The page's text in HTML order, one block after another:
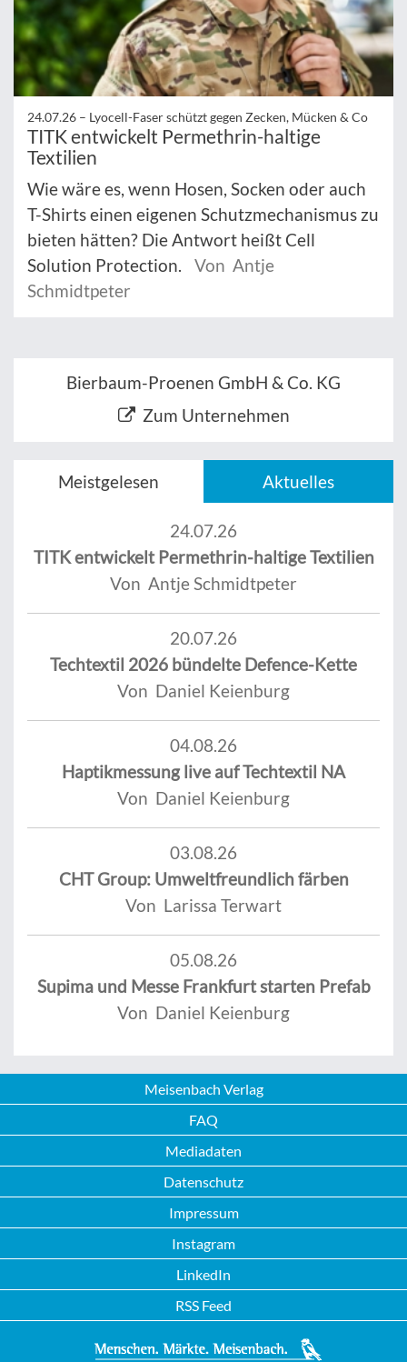
24.07.26 – Lyocell-Faser schützt gegen Zecken, Mücken & Co
TITK entwickelt Permethrin-haltige
Textilien
Wie wäre es, wenn Hosen, Socken oder auch
T-Shirts einen eigenen Schutzmechanismus zu
bieten hätten? Die Antwort heißt Cell
Solution Protection.
Von Antje
Schmidtpeter
Bierbaum-Proenen GmbH & Co. KG
Zum Unternehmen
Meistgelesen Aktuelles
24.07.26
TITK entwickelt Permethrin-haltige Textilien
Von Antje Schmidtpeter
20.07.26
Techtextil 2026 bündelte Defence-Kette
Von Daniel Keienburg
04.08.26
Haptikmessung live auf Techtextil NA
Von Daniel Keienburg
03.08.26
CHT Group: Umweltfreundlich färben
Von Larissa Terwart
05.08.26
Supima und Messe Frankfurt starten Prefab
Von Daniel Keienburg
Meisenbach Verlag
FAQ
Mediadaten
Datenschutz
Impressum
Instagram
LinkedIn
RSS Feed